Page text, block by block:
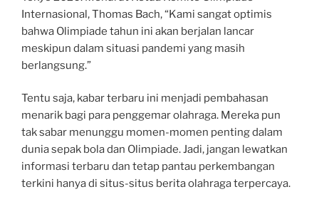
Internasional, Thomas Bach, “Kami sangat optimis
bahwa Olimpiade tahun ini akan berjalan lancar
meskipun dalam situasi pandemi yang masih
berlangsung.”
Tentu saja, kabar terbaru ini menjadi pembahasan
menarik bagi para penggemar olahraga. Mereka pun
tak sabar menunggu momen-momen penting dalam
dunia sepak bola dan Olimpiade. Jadi, jangan lewatkan
informasi terbaru dan tetap pantau perkembangan
terkini hanya di situs-situs berita olahraga terpercaya.